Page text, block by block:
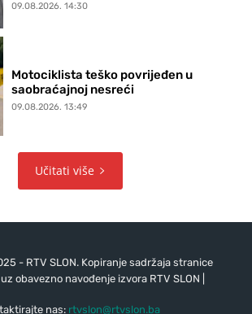
09.08.2026. 14:30
Motociklista teško povrijeđen u
saobraćajnoj nesreći
09.08.2026. 13:49
Učitati više
- RTV SLON. Kopiranje sadržaja stranice
obavezno navođenje izvora RTV SLON |
nas: rtvslon@rtvslon.ba